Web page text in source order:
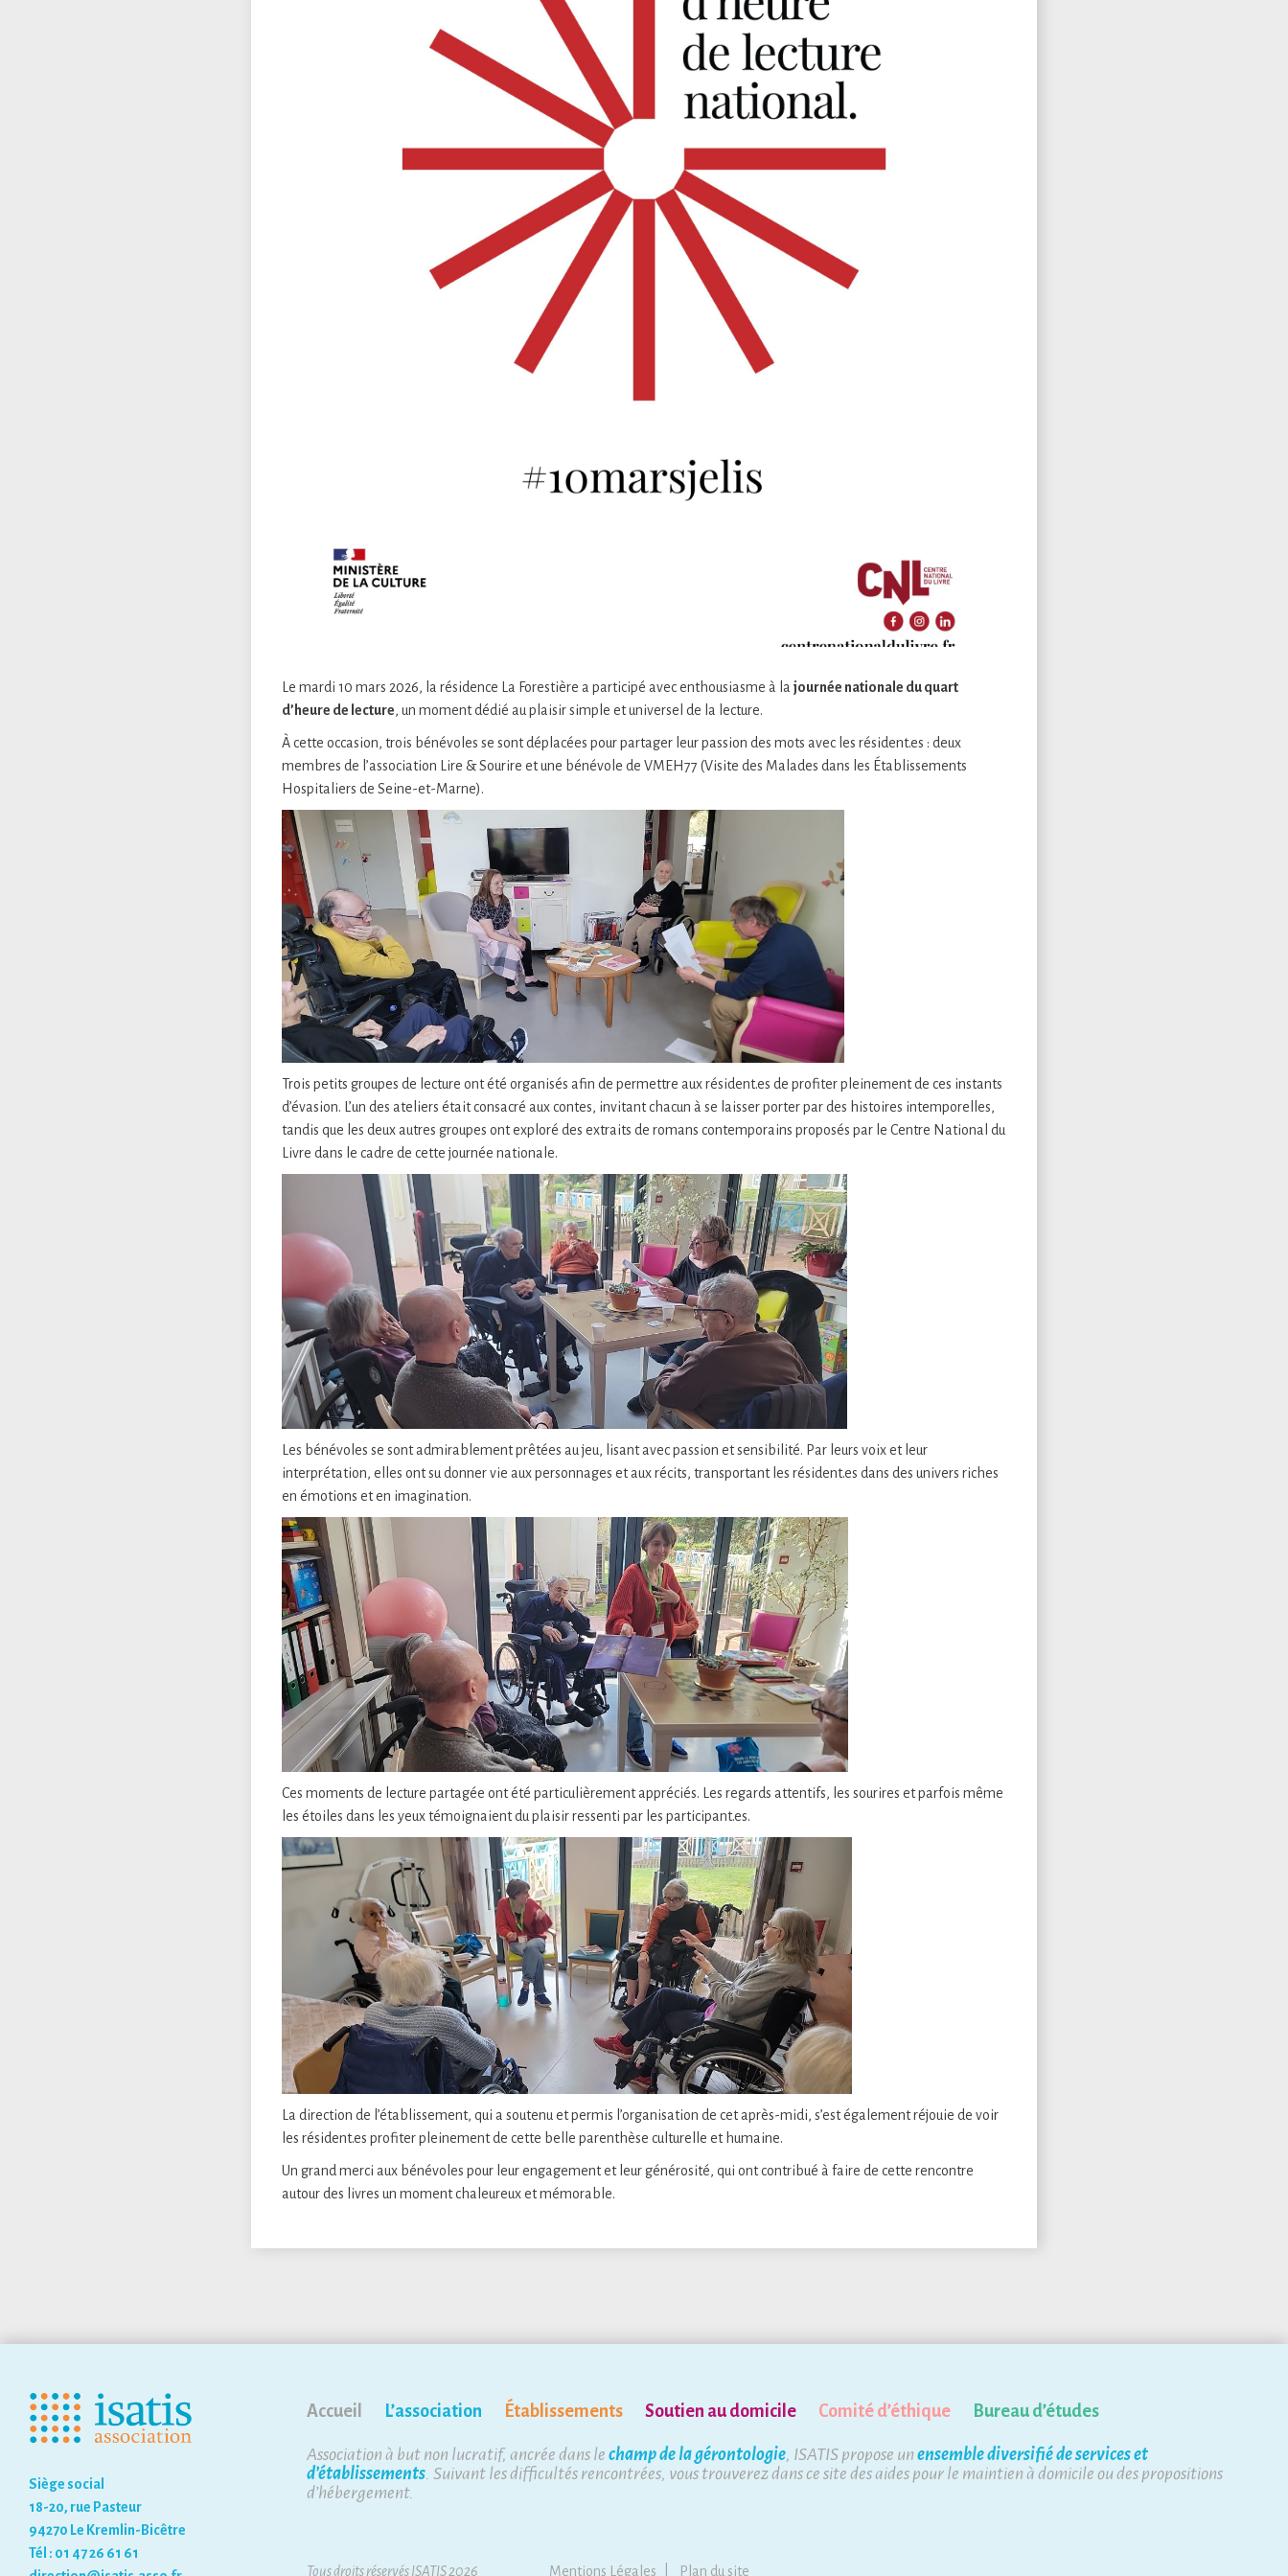
Le mardi 10 mars 2026, la résidence La Forestière a participé avec enthousiasme à la journée nationale du quart
d’heure de lecture, un moment dédié au plaisir simple et universel de la lecture.
À cette occasion, trois bénévoles se sont déplacées pour partager leur passion des mots avec les résident.es : deux
membres de l’association Lire & Sourire et une bénévole de VMEH77 (Visite des Malades dans les Établissements
Hospitaliers de Seine-et-Marne).
Trois petits groupes de lecture ont été organisés afin de permettre aux résident.es de profiter pleinement de ces instants
d’évasion. L’un des ateliers était consacré aux contes, invitant chacun à se laisser porter par des histoires intemporelles,
tandis que les deux autres groupes ont exploré des extraits de romans contemporains proposés par le Centre National du
Livre dans le cadre de cette journée nationale.
Les bénévoles se sont admirablement prêtées au jeu, lisant avec passion et sensibilité. Par leurs voix et leur
interprétation, elles ont su donner vie aux personnages et aux récits, transportant les résident.es dans des univers riches
en émotions et en imagination.
Ces moments de lecture partagée ont été particulièrement appréciés. Les regards attentifs, les sourires et parfois même
les étoiles dans les yeux témoignaient du plaisir ressenti par les participant.es.
La direction de l’établissement, qui a soutenu et permis l’organisation de cet après-midi, s’est également réjouie de voir
les résident.es profiter pleinement de cette belle parenthèse culturelle et humaine.
Un grand merci aux bénévoles pour leur engagement et leur générosité, qui ont contribué à faire de cette rencontre
autour des livres un moment chaleureux et mémorable.
Siège social
18-20, rue Pasteur
94270 Le Kremlin-Bicêtre
Tél : 01 47 26 61 61
Accueil L’association Établissements Soutien au domicile Comité d’éthique Bureau d’études
Association à but non lucratif, ancrée dans le champ de la gérontologie, ISATIS propose un ensemble diversifié de services et
d’établissements. Suivant les difficultés rencontrées, vous trouverez dans ce site des aides pour le maintien à domicile ou des propositions
d’hébergement.
Tous droits réservés ISATIS 2026 Mentions Légales Plan du site